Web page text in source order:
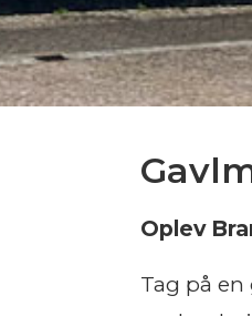
Oplev
Tag på